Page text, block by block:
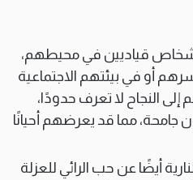
قياديين في محيطهم،
أو في بيئتهم الاجتماعية
إلى النجاح لا تعرف حدودًا،
جامحة، مما قد يعرضهم أحيانًا
أيضًا عن حب الرائي للعزلة